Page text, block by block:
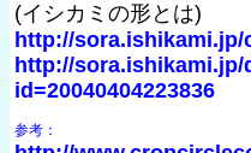
(イシカミの形とは)
http://
http://
id=20040404223836
参考：